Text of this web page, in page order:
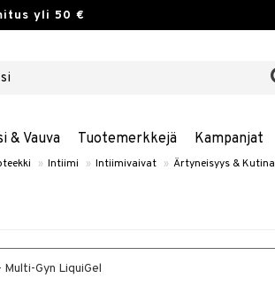
yli 50 €
& Vauva Tuotemerkkejä Kampanjat
» Intiimi » Intiimivaivat » Ärtyneisyys & Kutina
Gyn LiquiGel